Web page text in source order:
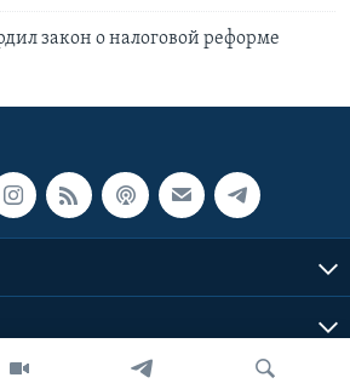
закон о налоговой реформе